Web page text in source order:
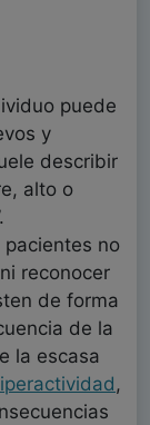
puede
y
describir
alto o
pacientes no
reconocer
de forma
de la
la escasa
,